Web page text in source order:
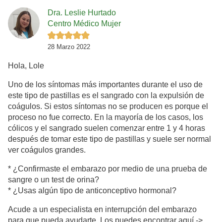
Dra. Leslie Hurtado
Centro Médico Mujer
28 Marzo 2022
Hola, Lole
Uno de los síntomas más importantes durante el uso de
este tipo de pastillas es el sangrado con la expulsión de
coágulos. Si estos síntomas no se producen es porque el
proceso no fue correcto. En la mayoría de los casos, los
cólicos y el sangrado suelen comenzar entre 1 y 4 horas
después de tomar este tipo de pastillas y suele ser normal
ver coágulos grandes.
* ¿Confirmaste el embarazo por medio de una prueba de
sangre o un test de orina?
* ¿Usas algún tipo de anticonceptivo hormonal?
Acude a un especialista en interrupción del embarazo
para que pueda ayudarte. Los puedes encontrar aquí ->